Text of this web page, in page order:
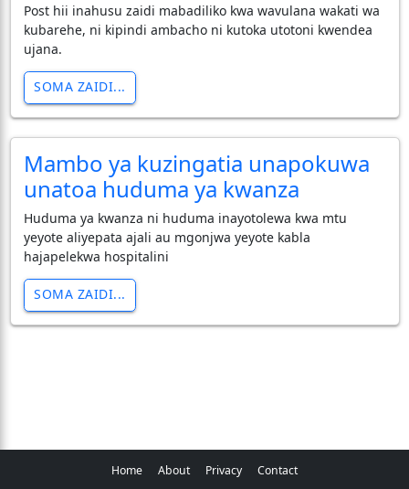
Post hii inahusu zaidi mabadiliko kwa wavulana wakati wa
kubarehe, ni kipindi ambacho ni kutoka utotoni kwendea
ujana.
SOMA ZAIDI...
Mambo ya kuzingatia unapokuwa
unatoa huduma ya kwanza
Huduma ya kwanza ni huduma inayotolewa kwa mtu
yeyote aliyepata ajali au mgonjwa yeyote kabla
hajapelekwa hospitalini
SOMA ZAIDI...
Home About Privacy Contact